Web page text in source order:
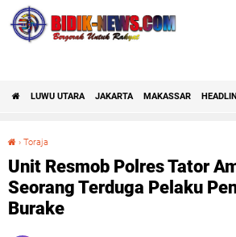
LUWU UTARA JAKARTA MAKASSAR
› Toraja
Unit Resmob Polres Tator
Seorang Terduga Pelaku
Burake